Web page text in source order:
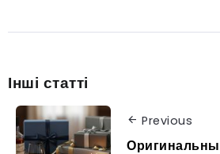
Інші статті
Previous